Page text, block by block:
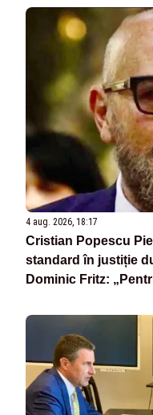
4 aug. 2026, 18:17
Cristian Popescu
standard în justiție
Dominic Fritz: